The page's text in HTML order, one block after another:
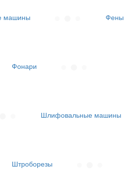
машины Фены
Фонари
Шлифовальные машины
Штроборезы